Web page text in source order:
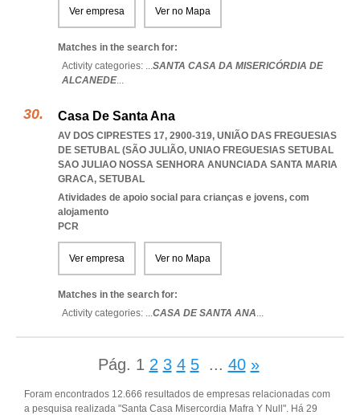
Ver empresa Ver no Mapa
Matches in the search for:
Activity categories: ...SANTA CASA DA MISERICÓRDIA DE
ALCANEDE...
Casa De Santa Ana
AV DOS CIPRESTES 17, 2900-319, UNIÃO DAS FREGUESIAS
DE SETUBAL (SÃO JULIÃO, UNIAO FREGUESIAS SETUBAL
SAO JULIAO NOSSA SENHORA ANUNCIADA SANTA MARIA
GRACA, SETUBAL
Atividades de apoio social para crianças e jovens, com
alojamento
PCR
Ver empresa Ver no Mapa
Matches in the search for:
Activity categories: ...CASA DE SANTA ANA...
Pág. 1 2 3 4 5 ... 40 »
Foram encontrados 12.666 resultados de empresas relacionadas com
a pesquisa realizada "Santa Casa Misercordia Mafra Y Null". Há 29